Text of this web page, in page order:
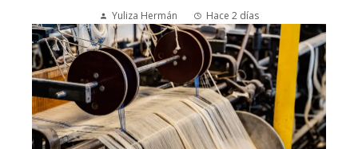
Yuliza Hermán Hace 2 días